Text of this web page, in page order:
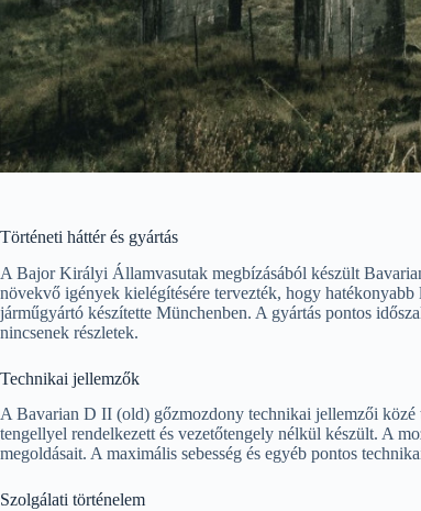
Történeti háttér és gyártás
A Bajor Királyi Államvasutak megbízásából készült
növekvő igények kielégítésére tervezték, hogy
járműgyártó készítette Münchenben. A gyártás pontos
nincsenek részletek.
Technikai jellemzők
A Bavarian D II (old) gőzmozdony technikai jellemzői
tengellyel rendelkezett és vezetőtengely nélkül készült. A
megoldásait. A maximális sebesség és egyéb pontos
Szolgálati történelem